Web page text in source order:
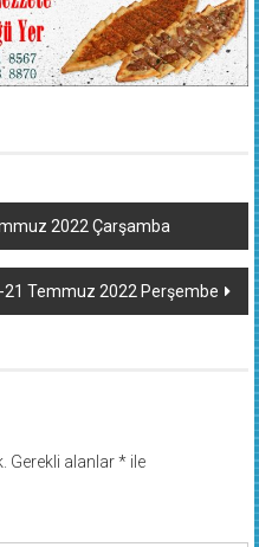
2022 Çarşamba
21 Temmuz 2022 Perşembe
Gerekli alanlar*ile